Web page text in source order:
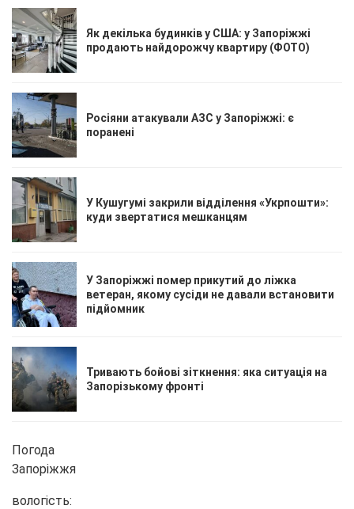
Як декілька будинків у США: у Запоріжжі
продають найдорожчу квартиру (ФОТО)
Росіяни атакували АЗС у Запоріжжі: є
поранені
У Кушугумі закрили відділення «Укрпошти»:
куди звертатися мешканцям
У Запоріжжі помер прикутий до ліжка
ветеран, якому сусіди не давали встановити
підйомник
Тривають бойові зіткнення: яка ситуація на
Запорізькому фронті
Погода
Запоріжжя
вологість: